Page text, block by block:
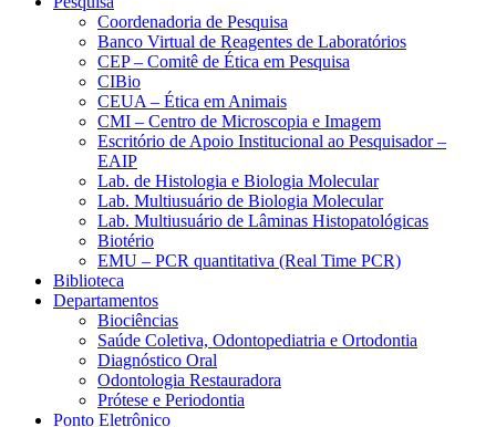
Coordenadoria de Pesquisa
Banco Virtual de Reagentes de Laboratórios
CEP – Comitê de Ética em Pesquisa
CIBio
CEUA – Ética em Animais
CMI – Centro de Microscopia e Imagem
Escritório de Apoio Institucional ao Pesquisador –
EAIP
Lab. de Histologia e Biologia Molecular
Lab. Multiusuário de Biologia Molecular
Lab. Multiusuário de Lâminas Histopatológicas
Biotério
EMU – PCR quantitativa (Real Time PCR)
Biblioteca
Departamentos
Biociências
Saúde Coletiva, Odontopediatria e Ortodontia
Diagnóstico Oral
Odontologia Restauradora
Prótese e Periodontia
Ponto Eletrônico